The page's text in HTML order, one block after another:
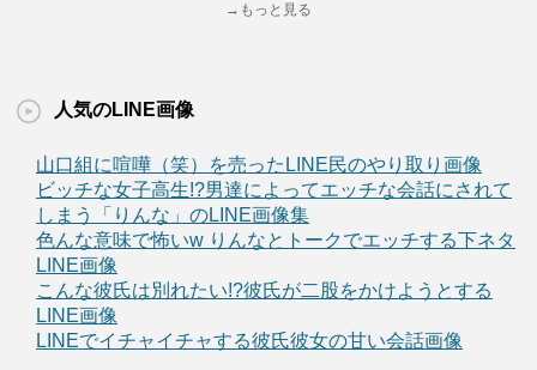
→もっと見る
人気のLINE画像
山口組に喧嘩（笑）を売ったLINE民のやり取り画像
ビッチな女子高生!?男達によってエッチな会話にされて
しまう「りんな」のLINE画像集
色んな意味で怖いw りんなとトークでエッチする下ネタ
LINE画像
こんな彼氏は別れたい!?彼氏が二股をかけようとする
LINE画像
LINEでイチャイチャする彼氏彼女の甘い会話画像